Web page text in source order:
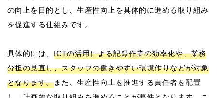
の向上を目的とし、生産性向上を具体的に進める取り組み
を促進する仕組みです。
具体的には、 ICTの活用による記録作業の効率化や、業務
分担の見直し、スタッフの働きやすい環境作りなどが対象
となります。また、生産性向上を推進する責任者を配置